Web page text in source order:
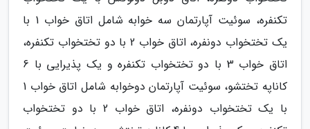
تکنفره، سوئیت آپارتمان سه خوابه شامل اتاق خواب 1 با
یک تختخواب دونفره، اتاق خواب 2 با دو تختخواب تکنفره،
اتاق خواب 3 با دو تختخواب تکنفره و یک پذیرایی با 6
کاناپه تختشو، سوئیت آپارتمان دوخوابه شامل اتاق خواب 1
با یک تختخواب دونفره، اتاق خواب 2 با دو تختخواب